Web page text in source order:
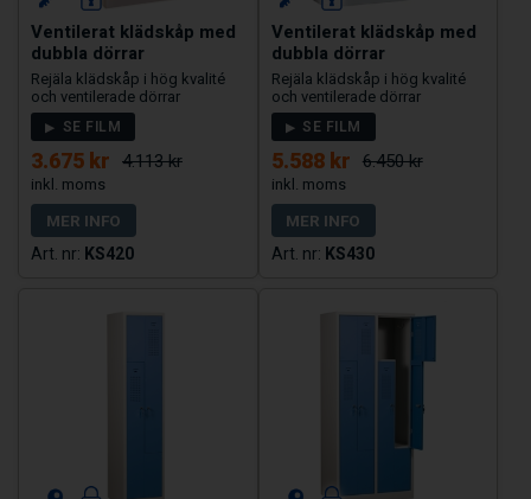
Ventilerat klädskåp med
dubbla dörrar
Rejäla klädskåp i hög kvalité
och ventilerade dörrar
SE FILM
3.675 kr 4.113 kr
MER INFO
KS420
Ventilerat klädskåp med
dubbla dörrar
Rejäla klädskåp i hög kvalité
och ventilerade dörrar
SE FILM
5.588 kr 6.450 kr
MER INFO
KS430